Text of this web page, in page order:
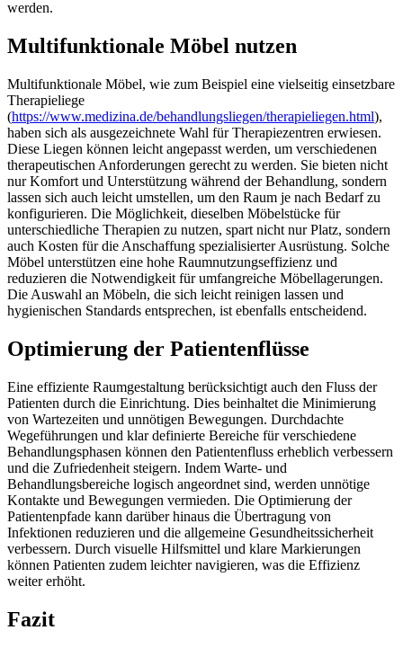
werden.
Multifunktionale Möbel nutzen
Multifunktionale Möbel, wie zum Beispiel eine vielseitig einsetzbare
Therapieliege
(https://www.medizina.de/behandlungsliegen/therapieliegen.html),
haben sich als ausgezeichnete Wahl für Therapiezentren erwiesen.
Diese Liegen können leicht angepasst werden, um verschiedenen
therapeutischen Anforderungen gerecht zu werden. Sie bieten nicht
nur Komfort und Unterstützung während der Behandlung, sondern
lassen sich auch leicht umstellen, um den Raum je nach Bedarf zu
konfigurieren. Die Möglichkeit, dieselben Möbelstücke für
unterschiedliche Therapien zu nutzen, spart nicht nur Platz, sondern
auch Kosten für die Anschaffung spezialisierter Ausrüstung. Solche
Möbel unterstützen eine hohe Raumnutzungseffizienz und
reduzieren die Notwendigkeit für umfangreiche Möbellagerungen.
Die Auswahl an Möbeln, die sich leicht reinigen lassen und
hygienischen Standards entsprechen, ist ebenfalls entscheidend.
Optimierung der Patientenflüsse
Eine effiziente Raumgestaltung berücksichtigt auch den Fluss der
Patienten durch die Einrichtung. Dies beinhaltet die Minimierung
von Wartezeiten und unnötigen Bewegungen. Durchdachte
Wegeführungen und klar definierte Bereiche für verschiedene
Behandlungsphasen können den Patientenfluss erheblich verbessern
und die Zufriedenheit steigern. Indem Warte- und
Behandlungsbereiche logisch angeordnet sind, werden unnötige
Kontakte und Bewegungen vermieden. Die Optimierung der
Patientenpfade kann darüber hinaus die Übertragung von
Infektionen reduzieren und die allgemeine Gesundheitssicherheit
verbessern. Durch visuelle Hilfsmittel und klare Markierungen
können Patienten zudem leichter navigieren, was die Effizienz
weiter erhöht.
Fazit